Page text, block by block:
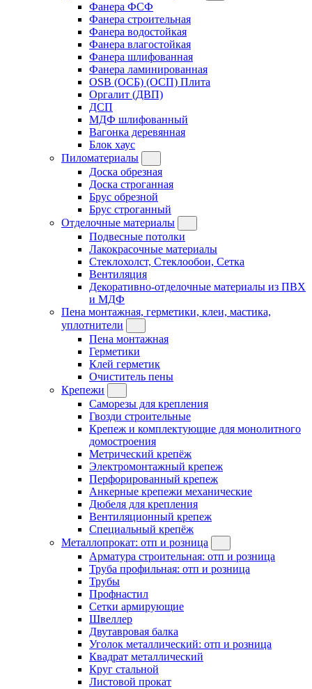
Фанера ФСФ
Фанера строительная
Фанера водостойкая
Фанера влагостойкая
Фанера шлифованная
Фанера ламинированная
OSB (ОСБ) (ОСП) Плита
Оргалит (ДВП)
ДСП
МДФ шлифованный
Вагонка деревянная
Блок хаус
Пиломатериалы
Доска обрезная
Доска строганная
Брус обрезной
Брус строганный
Отделочные материалы
Подвесные потолки
Лакокрасочные материалы
Стеклохолст, Стеклообои, Сетка
Вентиляция
Декоративно-отделочные материалы из ПВХ
и МДФ
Пена монтажная, герметики, клеи, мастика,
уплотнители
Пена монтажная
Герметики
Клей герметик
Очиститель пены
Крепежи
Саморезы для крепления
Гвозди строительные
Крепеж и комплектующие для монолитного
домостроения
Метрический крепёж
Электромонтажный крепеж
Перфорированный крепеж
Анкерные крепежи механические
Дюбеля для крепления
Вентиляционный крепеж
Специальный крепёж
Металлопрокат: отп и розница
Арматура строительная: отп и розница
Труба профильная: отп и розница
Трубы
Профнастил
Сетки армирующие
Швеллер
Двутавровая балка
Уголок металлический: отп и розница
Квадрат металлический
Круг стальной
Листовой прокат